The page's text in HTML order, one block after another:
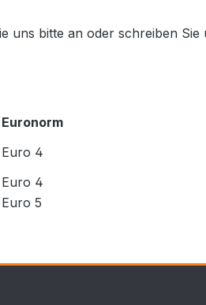
uns bitte an oder schreiben Sie
Euronorm
Euro 4
Euro 4
Euro 5